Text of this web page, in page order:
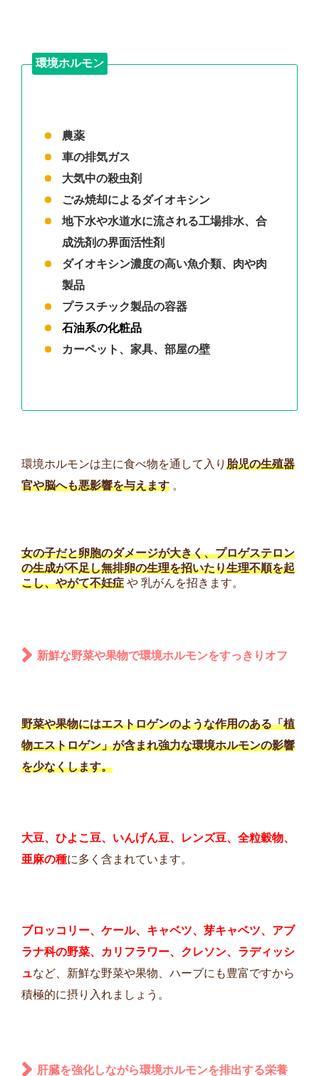
環境ホルモン
農薬
車の排気ガス
大気中の殺虫剤
ごみ焼却によるダイオキシン
地下水や水道水に流される工場排水、合
成洗剤の界面活性剤
ダイオキシン濃度の高い魚介類、肉や肉
製品
プラスチック製品の容器
石油系の化粧品
カーペット、家具、部屋の壁
環境ホルモンは主に食べ物を通して入り 胎児の生殖器
官や脳へも悪影響を与えます 。
女の子だと卵胞のダメージが大きく、プロゲステロン
の生成が不足し無排卵の生理を招いたり生理不順を起
こし、やがて不妊症 や 乳がんを招きます。
新鮮な野菜や果物で環境ホルモンをすっきりオフ
野菜や果物にはエストロゲンのような作用のある「植
物エストロゲン」が含まれ強力な環境ホルモンの影響
を少なくします。
大豆、ひよこ豆、いんげん豆、レンズ豆、全粒穀物、
亜麻の種に多く含まれています。
ブロッコリー、ケール、キャベツ、芽キャベツ、アブ
ラナ科の野菜、カリフラワー、クレソン、ラディッシ
ュなど、新鮮な野菜や果物、ハーブにも豊富ですから
積極的に摂り入れましょう。
肝臓を強化しながら環境ホルモンを排出する栄養